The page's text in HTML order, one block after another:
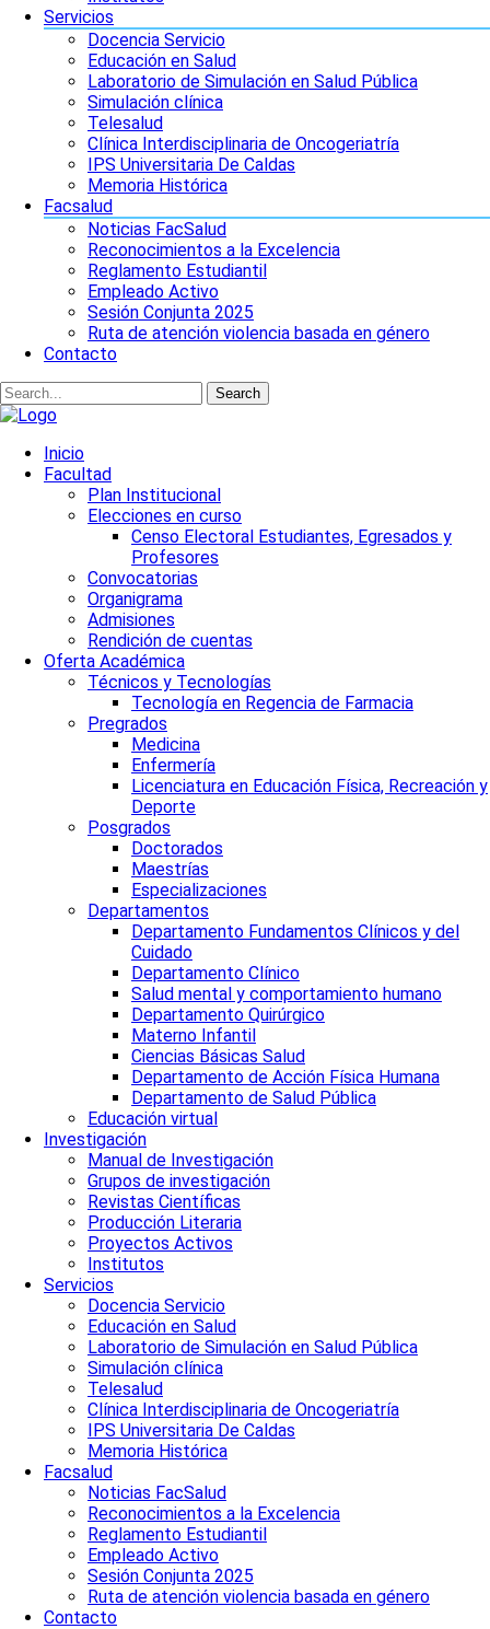
Servicios
Docencia Servicio
Educación en Salud
Laboratorio de Simulación en Salud Pública
Simulación clínica
Telesalud
Clínica Interdisciplinaria de Oncogeriatría
IPS Universitaria De Caldas
Memoria Histórica
Facsalud
Noticias FacSalud
Reconocimientos a la Excelencia
Reglamento Estudiantil
Empleado Activo
Sesión Conjunta 2025
Ruta de atención violencia basada en género
Contacto
Search
Inicio
Facultad
Plan Institucional
Elecciones en curso
Censo Electoral Estudiantes, Egresados y
Profesores
Convocatorias
Organigrama
Admisiones
Rendición de cuentas
Oferta Académica
Técnicos y Tecnologías
Tecnología en Regencia de Farmacia
Pregrados
Medicina
Enfermería
Licenciatura en Educación Física, Recreación y
Deporte
Posgrados
Doctorados
Maestrías
Especializaciones
Departamentos
Departamento Fundamentos Clínicos y del
Cuidado
Departamento Clínico
Salud mental y comportamiento humano
Departamento Quirúrgico
Materno Infantil
Ciencias Básicas Salud
Departamento de Acción Física Humana
Departamento de Salud Pública
Educación virtual
Investigación
Manual de Investigación
Grupos de investigación
Revistas Científicas
Producción Literaria
Proyectos Activos
Institutos
Servicios
Docencia Servicio
Educación en Salud
Laboratorio de Simulación en Salud Pública
Simulación clínica
Telesalud
Clínica Interdisciplinaria de Oncogeriatría
IPS Universitaria De Caldas
Memoria Histórica
Facsalud
Noticias FacSalud
Reconocimientos a la Excelencia
Reglamento Estudiantil
Empleado Activo
Sesión Conjunta 2025
Ruta de atención violencia basada en género
Contacto